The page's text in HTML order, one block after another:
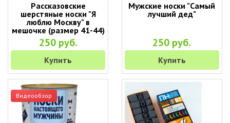
Рассказовские
шерстяные носки "Я
люблю Москву" в
мешочке (размер 41-44)
250 руб.
Купить
Мужские носки "Самый
лучший дед"
250 руб.
Купить
Видеообзор